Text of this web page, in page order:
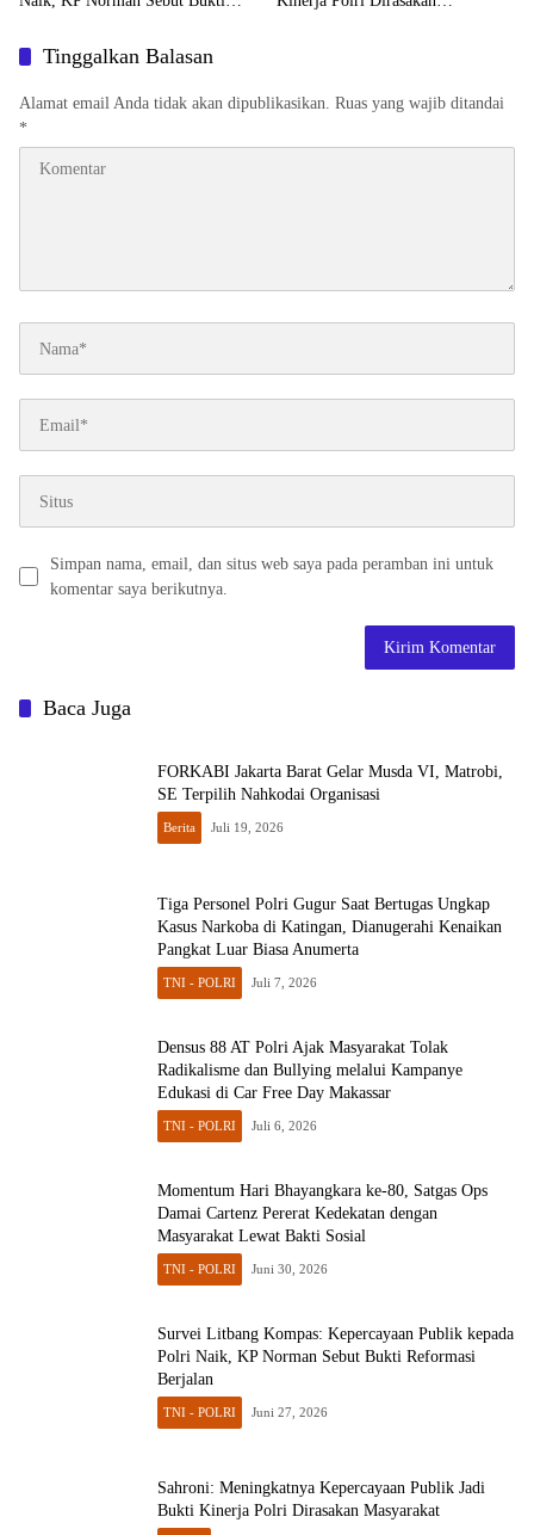
Tinggalkan Balasan
Alamat email Anda tidak akan dipublikasikan. Ruas yang wajib ditandai
*
Simpan nama, email, dan situs web saya pada peramban ini untuk
komentar saya berikutnya.
Baca Juga
FORKABI Jakarta Barat Gelar Musda VI, Matrobi,
SE Terpilih Nahkodai Organisasi
Berita Juli 19, 2026
Tiga Personel Polri Gugur Saat Bertugas Ungkap
Kasus Narkoba di Katingan, Dianugerahi Kenaikan
Pangkat Luar Biasa Anumerta
TNI - POLRI Juli 7, 2026
Densus 88 AT Polri Ajak Masyarakat Tolak
Radikalisme dan Bullying melalui Kampanye
Edukasi di Car Free Day Makassar
TNI - POLRI Juli 6, 2026
Momentum Hari Bhayangkara ke-80, Satgas Ops
Damai Cartenz Pererat Kedekatan dengan
Masyarakat Lewat Bakti Sosial
TNI - POLRI Juni 30, 2026
Survei Litbang Kompas: Kepercayaan Publik kepada
Polri Naik, KP Norman Sebut Bukti Reformasi
Berjalan
TNI - POLRI Juni 27, 2026
Sahroni: Meningkatnya Kepercayaan Publik Jadi
Bukti Kinerja Polri Dirasakan Masyarakat